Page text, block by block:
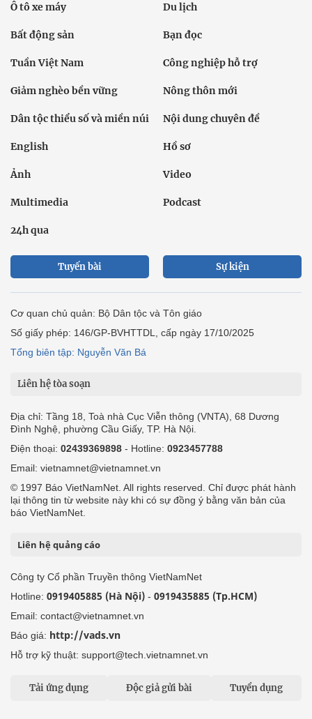
Ô tô xe máy Du lịch
Bất động sản Bạn đọc
Tuần Việt Nam Công nghiệp hỗ trợ
Giảm nghèo bền vững Nông thôn mới
Dân tộc thiểu số và miền núi Nội dung chuyên đề
English Hồ sơ
Ảnh Video
Multimedia Podcast
24h qua
Tuyến bài Sự kiện
Cơ quan chủ quản: Bộ Dân tộc và Tôn giáo
Số giấy phép: 146/GP-BVHTTDL, cấp ngày 17/10/2025
Tổng biên tập: Nguyễn Văn Bá
Liên hệ tòa soạn
Địa chỉ: Tầng 18, Toà nhà Cục Viễn thông (VNTA), 68 Dương
Đình Nghệ, phường Cầu Giấy, TP. Hà Nội.
Điện thoại: 02439369898 - Hotline: 0923457788
Email: vietnamnet@vietnamnet.vn
© 1997 Báo VietNamNet. All rights reserved. Chỉ được phát hành
lại thông tin từ website này khi có sự đồng ý bằng văn bản của
báo VietNamNet.
Liên hệ quảng cáo
Công ty Cổ phần Truyền thông VietNamNet
Hotline: 0919405885 (Hà Nội) - 0919435885 (Tp.HCM)
Email: contact@vietnamnet.vn
Báo giá: http://vads.vn
Hỗ trợ kỹ thuật: support@tech.vietnamnet.vn
Tải ứng dụng Độc giả gửi bài Tuyển dụng